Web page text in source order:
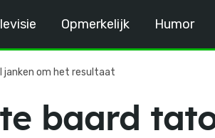
Opmerkelijk Humor
janken om het resultaat
baard